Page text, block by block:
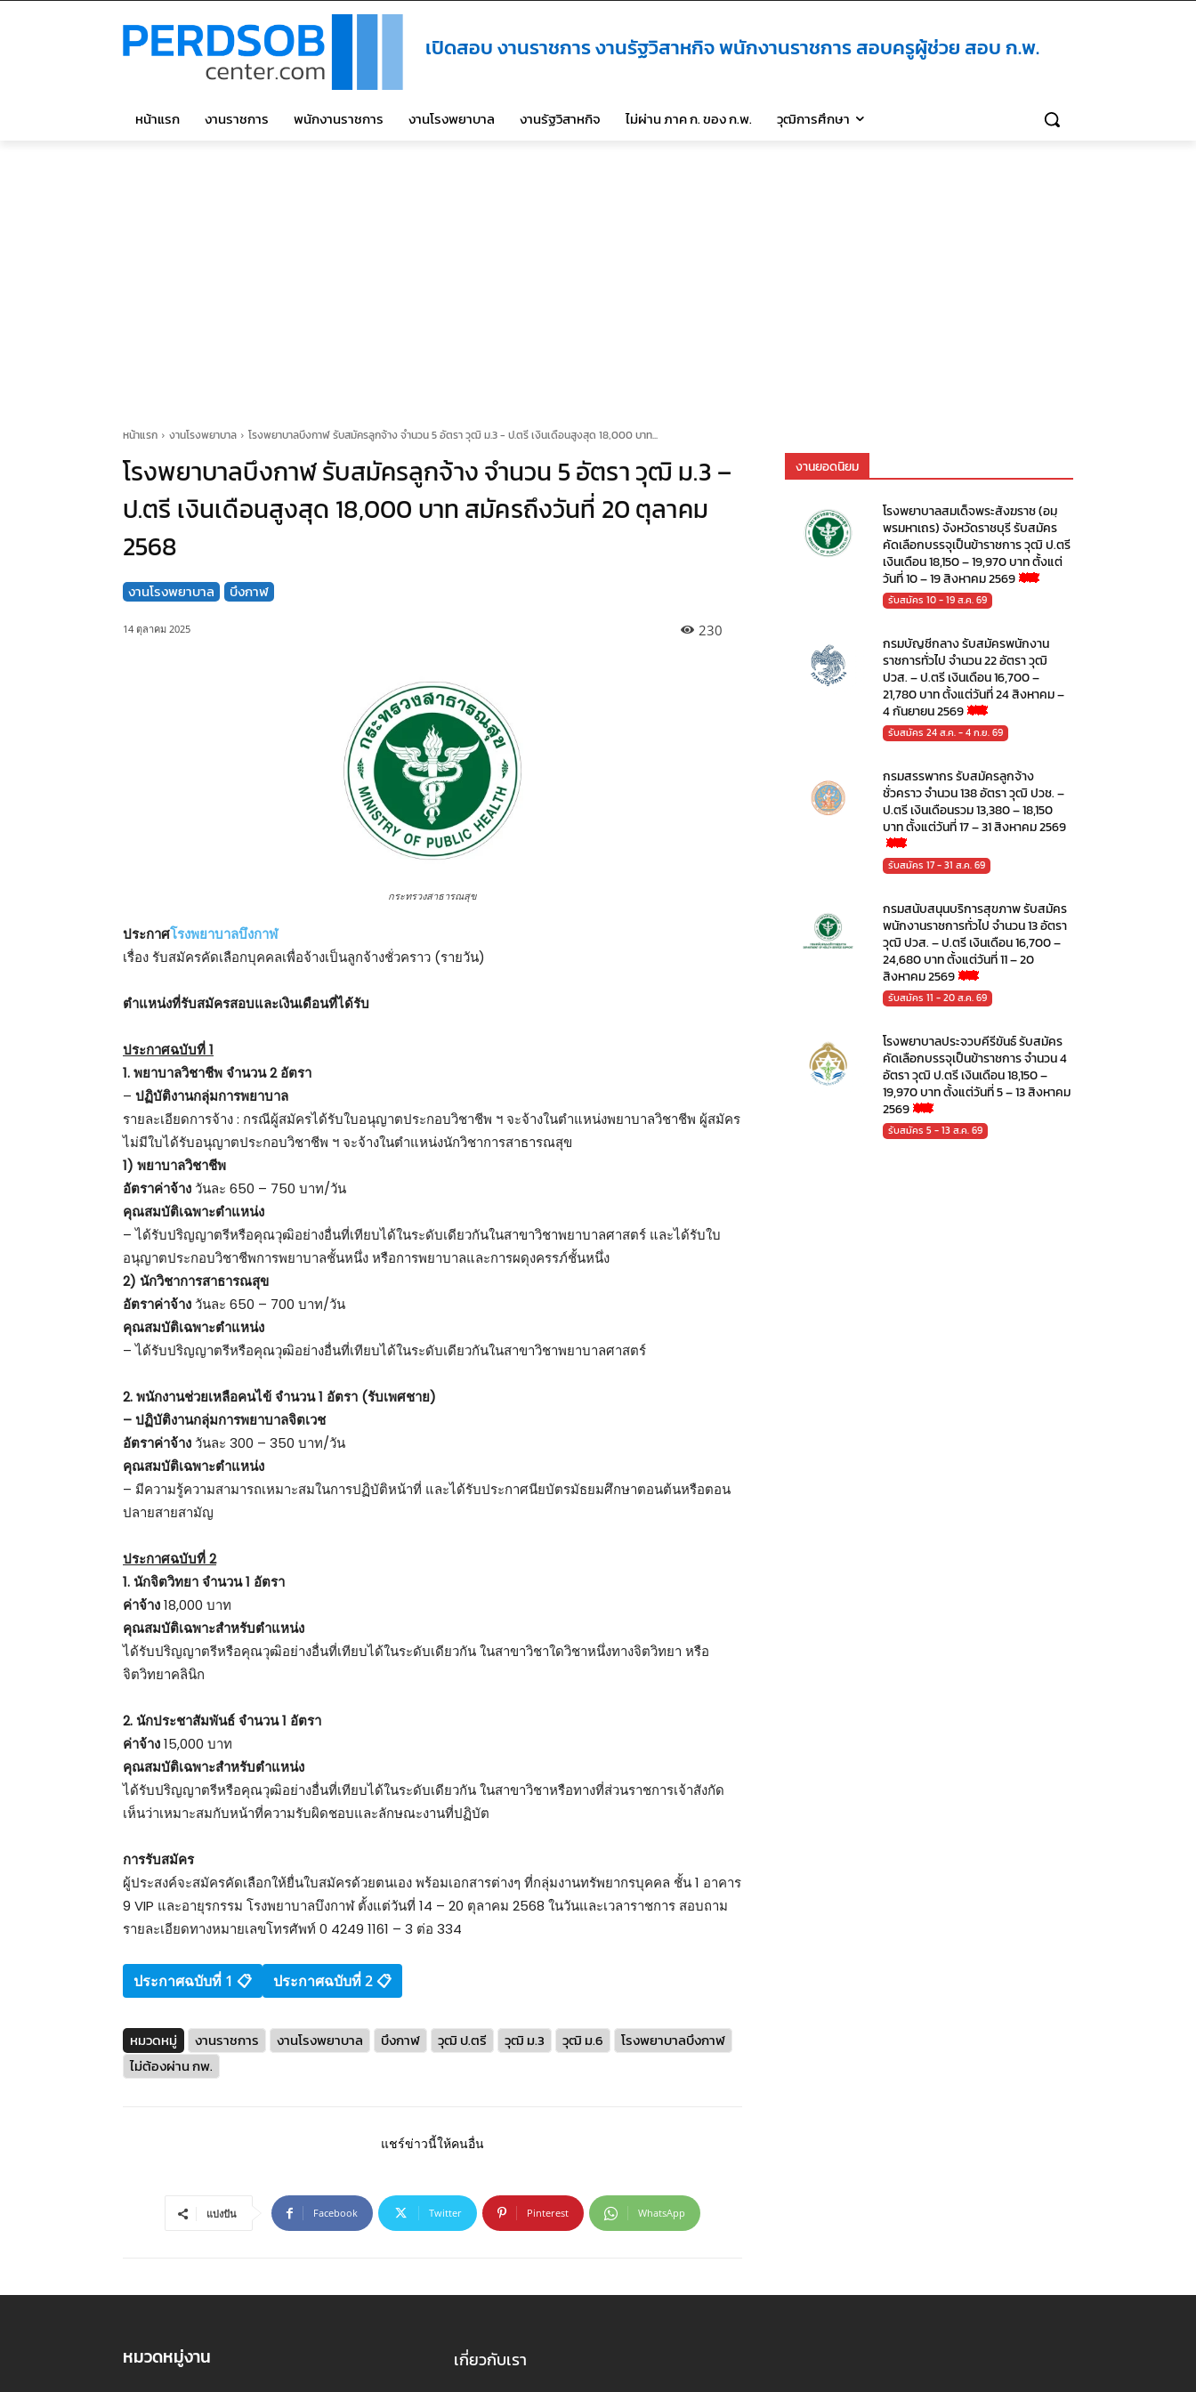
เปิดสอบ งานราชการ งานรัฐวิสาหกิจ พนักงานราชการ สอบครูผู้ช่วย สอบ ก.พ.
หน้าแรก งานราชการ พนักงานราชการ งานโรงพยาบาล งานรัฐวิสาหกิจ ไม่ผ่าน ภาค ก. ของ ก.พ. วุฒิการศึกษา
หน้าแรก งานโรงพยาบาล โรงพยาบาลบึงกาฬ รับสมัครลูกจ้าง จำนวน 5 อัตรา วุฒิ ม.3 - ป.ตรี เงินเดือนสูงสุด 18,000 บาท...
โรงพยาบาลบึงกาฬ รับสมัครลูกจ้าง จำนวน 5 อัตรา วุฒิ ม.3 –
ป.ตรี เงินเดือนสูงสุด 18,000 บาท สมัครถึงวันที่ 20 ตุลาคม
2568
งานโรงพยาบาล บึงกาฬ
14 ตุลาคม 2025 230
กระทรวงสาธารณสุข
ประกาศโรงพยาบาลบึงกาฬ
เรื่อง รับสมัครคัดเลือกบุคคลเพื่อจ้างเป็นลูกจ้างชั่วคราว (รายวัน)
ตําแหน่งที่รับสมัครสอบและเงินเดือนที่ได้รับ
ประกาศฉบับที่ 1
1. พยาบาลวิชาชีพ จำนวน 2 อัตรา
– ปฏิบัติงานกลุ่มการพยาบาล
รายละเอียดการจ้าง : กรณีผู้สมัครได้รับใบอนุญาตประกอบวิชาชีพ ฯ จะจ้างในตำแหน่งพยาบาลวิชาชีพ ผู้สมัคร
ไม่มีใบได้รับอนุญาตประกอบวิชาชีพ ฯ จะจ้างในตำแหน่งนักวิชาการสาธารณสุข
1) พยาบาลวิชาชีพ
อัตราค่าจ้าง วันละ 650 – 750 บาท/วัน
คุณสมบัติเฉพาะตำแหน่ง
– ได้รับปริญญาตรีหรือคุณวุฒิอย่างอื่นที่เทียบได้ในระดับเดียวกันในสาขาวิชาพยาบาลศาสตร์ และได้รับใบ
อนุญาตประกอบวิชาชีพการพยาบาลชั้นหนึ่ง หรือการพยาบาลและการผดุงครรภ์ชั้นหนึ่ง
2) นักวิชาการสาธารณสุข
อัตราค่าจ้าง วันละ 650 – 700 บาท/วัน
คุณสมบัติเฉพาะตำแหน่ง
– ได้รับปริญญาตรีหรือคุณวุฒิอย่างอื่นที่เทียบได้ในระดับเดียวกันในสาขาวิชาพยาบาลศาสตร์
2. พนักงานช่วยเหลือคนไข้ จำนวน 1 อัตรา (รับเพศชาย)
– ปฏิบัติงานกลุ่มการพยาบาลจิตเวช
อัตราค่าจ้าง วันละ 300 – 350 บาท/วัน
คุณสมบัติเฉพาะตำแหน่ง
– มีความรู้ความสามารถเหมาะสมในการปฏิบัติหน้าที่ และได้รับประกาศนียบัตรมัธยมศึกษาตอนต้นหรือตอน
ปลายสายสามัญ
ประกาศฉบับที่ 2
1. นักจิตวิทยา จำนวน 1 อัตรา
ค่าจ้าง18,000 บาท
คุณสมบัติเฉพาะสำหรับตำแหน่ง
ได้รับปริญญาตรีหรือคุณวุฒิอย่างอื่นที่เทียบได้ในระดับเดียวกัน ในสาขาวิชาใดวิชาหนึ่งทางจิตวิทยา หรือ
จิตวิทยาคลินิก
2. นักประชาสัมพันธ์ จำนวน 1 อัตรา
ค่าจ้าง15,000 บาท
คุณสมบัติเฉพาะสำหรับตำแหน่ง
ได้รับปริญญาตรีหรือคุณวุฒิอย่างอื่นที่เทียบได้ในระดับเดียวกัน ในสาขาวิชาหรือทางที่ส่วนราชการเจ้าสังกัด
เห็นว่าเหมาะสมกับหน้าที่ความรับผิดชอบและลักษณะงานที่ปฏิบัต
การรับสมัคร
ผู้ประสงค์จะสมัครคัดเลือกให้ยื่นใบสมัครด้วยตนเอง พร้อมเอกสารต่างๆ ที่กลุ่มงานทรัพยากรบุคคล ชั้น 1 อาคาร
9 VIP และอายุรกรรม โรงพยาบาลบึงกาฬ ตั้งแต่วันที่ 14 – 20 ตุลาคม 2568 ในวันและเวลาราชการ สอบถาม
รายละเอียดทางหมายเลขโทรศัพท์ 0 4249 1161 – 3 ต่อ 334
ประกาศฉบับที่ 1 📋 ประกาศฉบับที่ 2 📋
หมวดหมู่ งานราชการ งานโรงพยาบาล บึงกาฬ วุฒิ ป.ตรี วุฒิ ม.3 วุฒิ ม.6
โรงพยาบาลบึงกาฬ
ไม่ต้องผ่าน กพ.
แชร์ข่าวนี้ให้คนอื่น
แบ่งปัน Facebook Twitter Pinterest WhatsApp
งานยอดนิยม
โรงพยาบาลสมเด็จพระสังฆราช (อมฺ
พรมหาเถร) จังหวัดราชบุรี รับสมัคร
คัดเลือกบรรจุเป็นข้าราชการ วุฒิ ป.ตรี
เงินเดือน 18,150 – 19,970 บาท ตั้งแต่
วันที่ 10 – 19 สิงหาคม 2569
รับสมัคร 10 - 19 ส.ค. 69
กรมบัญชีกลาง รับสมัครพนักงาน
ราชการทั่วไป จำนวน 22 อัตรา วุฒิ
ปวส. – ป.ตรี เงินเดือน 16,700 –
21,780 บาท ตั้งแต่วันที่ 24 สิงหาคม –
4 กันยายน 2569
รับสมัคร 24 ส.ค. - 4 ก.ย. 69
กรมสรรพากร รับสมัครลูกจ้าง
ชั่วคราว จำนวน 138 อัตรา วุฒิ ปวช. –
ป.ตรี เงินเดือนรวม 13,380 – 18,150
บาท ตั้งแต่วันที่ 17 – 31 สิงหาคม 2569
รับสมัคร 17 - 31 ส.ค. 69
กรมสนับสนุนบริการสุขภาพ รับสมัคร
พนักงานราชการทั่วไป จำนวน 13 อัตรา
วุฒิ ปวส. – ป.ตรี เงินเดือน 16,700 –
24,680 บาท ตั้งแต่วันที่ 11 – 20
สิงหาคม 2569
รับสมัคร 11 - 20 ส.ค. 69
โรงพยาบาลประจวบคีรีขันธ์ รับสมัคร
คัดเลือกบรรจุเป็นข้าราชการ จำนวน 4
อัตรา วุฒิ ป.ตรี เงินเดือน 18,150 –
19,970 บาท ตั้งแต่วันที่ 5 – 13 สิงหาคม
2569
รับสมัคร 5 - 13 ส.ค. 69
หมวดหมู่งาน เกี่ยวกับเรา